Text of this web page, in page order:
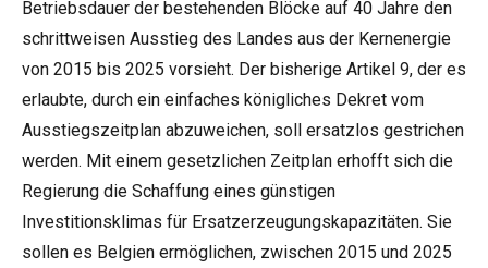
Betriebsdauer der bestehenden Blöcke auf 40 Jahre den
schrittweisen Ausstieg des Landes aus der Kernenergie
von 2015 bis 2025 vorsieht. Der bisherige Artikel 9, der es
erlaubte, durch ein einfaches königliches Dekret vom
Ausstiegszeitplan abzuweichen, soll ersatzlos gestrichen
werden. Mit einem gesetzlichen Zeitplan erhofft sich die
Regierung die Schaffung eines günstigen
Investitionsklimas für Ersatzerzeugungskapazitäten. Sie
sollen es Belgien ermöglichen, zwischen 2015 und 2025